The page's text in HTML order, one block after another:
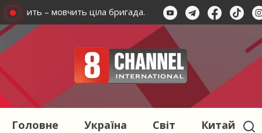
мовчить – мовчить ціла бригада. Зв'язківці просять
Головне Україна Світ Китай